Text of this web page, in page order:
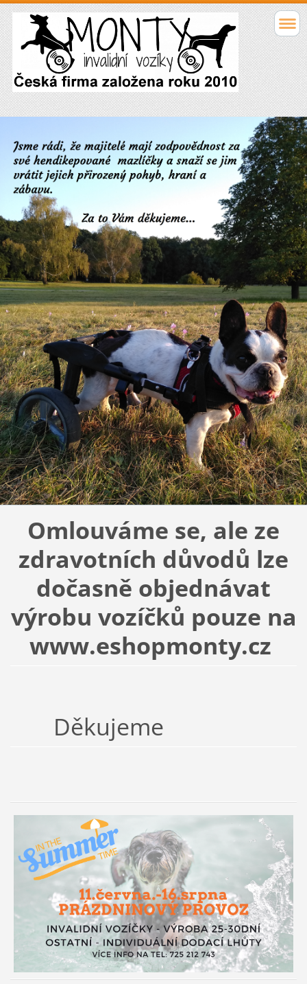
Omlouváme se, ale ze
zdravotních důvodů lze
dočasně objednávat
výrobu vozíčků pouze na
www.eshopmonty.cz
Děkujeme